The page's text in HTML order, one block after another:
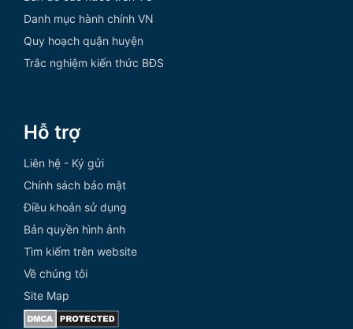
Danh mục hành chính VN
Quy hoạch quận huyện
Trắc nghiệm kiến thức BĐS
Hỗ trợ
Liên hệ - Ký gửi
Chính sách bảo mật
Điều khoản sử dụng
Bản quyền hình ảnh
Tìm kiếm trên website
Về chúng tôi
Site Map